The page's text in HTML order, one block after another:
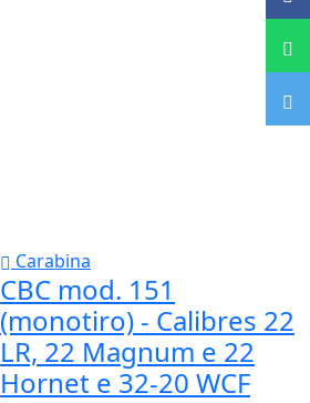
Carabina
CBC mod. 151
(monotiro) - Calibres 22
LR, 22 Magnum e 22
Hornet e 32-20 WCF